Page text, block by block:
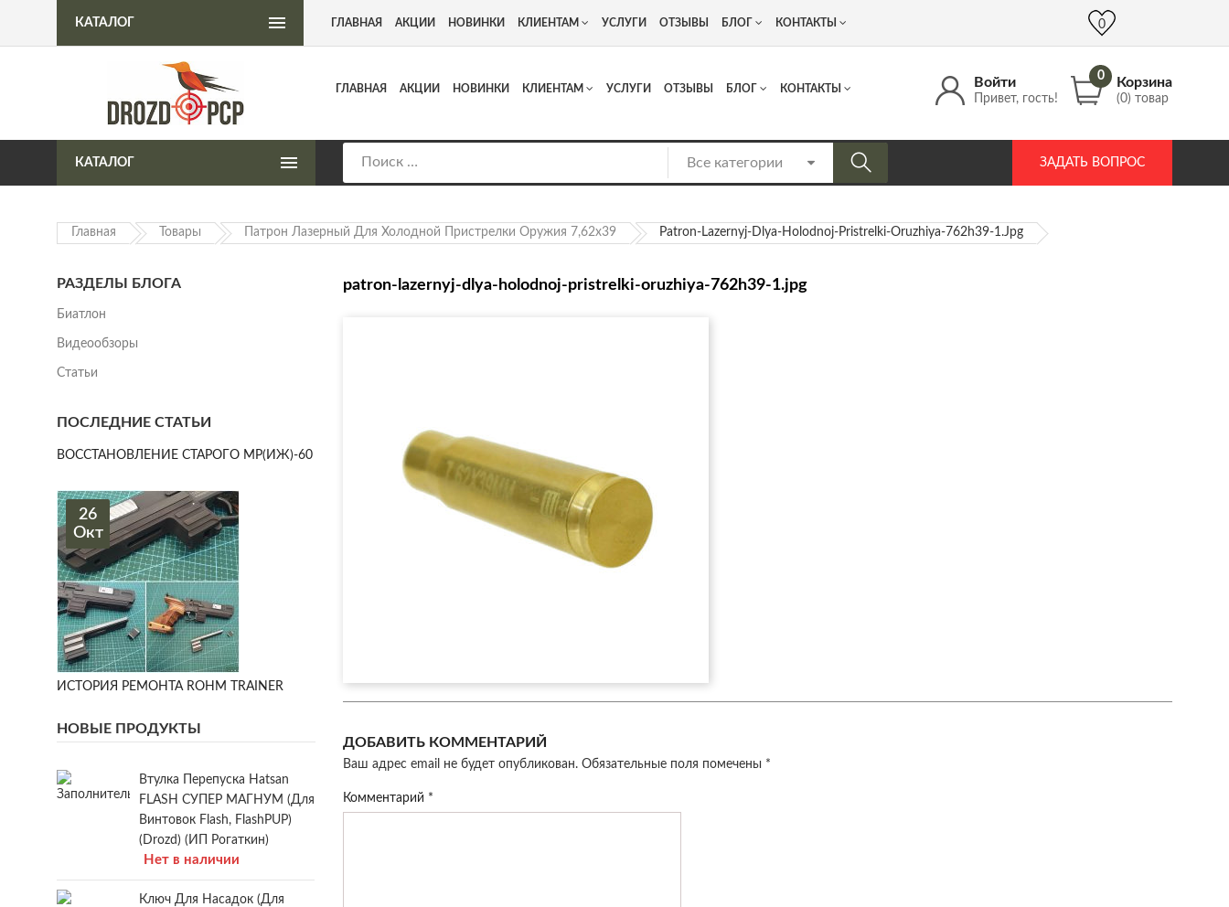
Интернет-магазин пневматического оружия Адрес: г. Москва, Люберцы, Котельнический проезд 13 +7 (917) 537 17 16 info@DrozdPcp.ru
Войти
Привет, гость!
0 Корзина
(0) товар
ГЛАВНАЯ АКЦИИ НОВИНКИ КЛИЕНТАМ УСЛУГИ ОТЗЫВЫ БЛОГ КОНТАКТЫ
КАТАЛОГ ЗАДАТЬ ВОПРОС
КАТАЛОГ ГЛАВНАЯ АКЦИИ НОВИНКИ КЛИЕНТАМ УСЛУГИ ОТЗЫВЫ БЛОГ КОНТАКТЫ 0
Главная Товары Патрон Лазерный Для Холодной Пристрелки Оружия 7,62х39 Patron-Lazernyj-Dlya-Holodnoj-Pristrelki-Oruzhiya-762h39-1.jpg
patron-lazernyj-dlya-holodnoj-pristrelki-oruzhiya-762h39-1.jpg
ДОБАВИТЬ КОММЕНТАРИЙ
Ваш адрес email не будет опубликован. Обязательные поля помечены *
Комментарий *
РАЗДЕЛЫ БЛОГА
Биатлон
Видеообзоры
Статьи
ПОСЛЕДНИЕ СТАТЬИ
ВОССТАНОВЛЕНИЕ СТАРОГО МР(ИЖ)-60
26
Окт
ИСТОРИЯ РЕМОНТА ROHM TRAINER
НОВЫЕ ПРОДУКТЫ
Втулка Перепуска Hatsan
FLASH СУПЕР МАГНУМ (для
Винтовок Flash, FlashPUP)
(Drozd) (ИП Рогаткин)
Нет в наличии
Ключ Для Насадок (для